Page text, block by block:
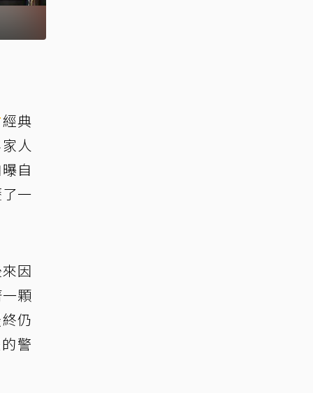
經典
人
自
一
因
顆
仍
警